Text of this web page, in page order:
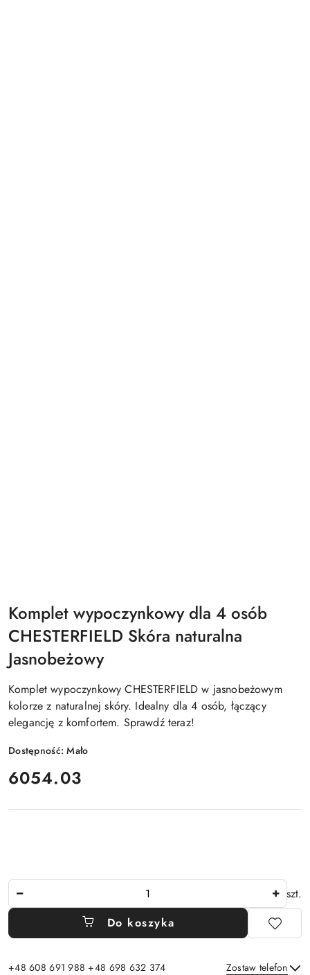
Komplet wypoczynkowy dla 4 osób
CHESTERFIELD Skóra naturalna
Jasnobeżowy
Komplet wypoczynkowy CHESTERFIELD w jasnobeżowym
kolorze z naturalnej skóry. Idealny dla 4 osób, łączący
elegancję z komfortem. Sprawdź teraz!
Dostępność:Mało
cena:
6054.03
szt.
Do koszyka
+48 608 691 988 +48 698 632 374 Zostaw telefon